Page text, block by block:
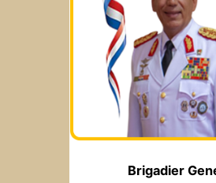
Brigadier